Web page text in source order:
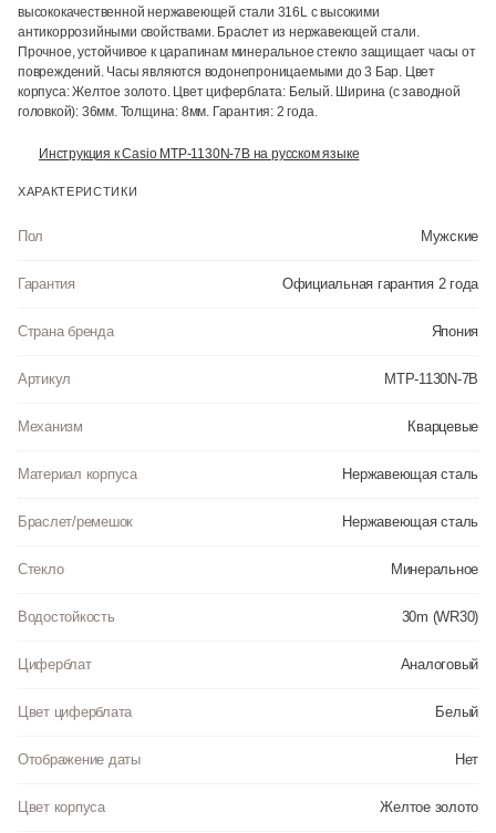
высококачественной нержавеющей стали 316L с высокими
антикоррозийными свойствами. Браслет из нержавеющей стали.
Прочное, устойчивое к царапинам минеральное стекло защищает часы от
повреждений. Часы являются водонепроницаемыми до 3 Бар. Цвет
корпуса: Желтое золото. Цвет циферблата: Белый. Ширина (с заводной
головкой): 36мм. Толщина: 8мм. Гарантия: 2 года.
Инструкция к Casio MTP-1130N-7B на русском языке
ХАРАКТЕРИСТИКИ
Пол Мужские
Гарантия Официальная гарантия 2 года
Страна бренда Япония
Артикул MTP-1130N-7B
Механизм Кварцевые
Материал корпуса Нержавеющая сталь
Браслет/ремешок Нержавеющая сталь
Стекло Минеральное
Водостойкость 30m (WR30)
Циферблат Аналоговый
Цвет циферблата Белый
Отображение даты Нет
Цвет корпуса Желтое золото